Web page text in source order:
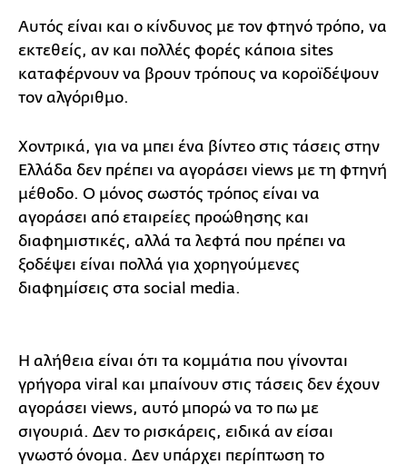
Αυτός είναι και ο κίνδυνος με τον φτηνό τρόπο, να
εκτεθείς, αν και πολλές φορές κάποια sites
καταφέρνουν να βρουν τρόπους να κοροϊδέψουν
τον αλγόριθμο.
Χοντρικά, για να μπει ένα βίντεο στις τάσεις στην
Ελλάδα δεν πρέπει να αγοράσει views με τη φτηνή
μέθοδο. Ο μόνος σωστός τρόπος είναι να
αγοράσει από εταιρείες προώθησης και
διαφημιστικές, αλλά τα λεφτά που πρέπει να
ξοδέψει είναι πολλά για χορηγούμενες
διαφημίσεις στα social media.
Η αλήθεια είναι ότι τα κομμάτια που γίνονται
γρήγορα viral και μπαίνουν στις τάσεις δεν έχουν
αγοράσει views, αυτό μπορώ να το πω με
σιγουριά. Δεν το ρισκάρεις, ειδικά αν είσαι
γνωστό όνομα. Δεν υπάρχει περίπτωση το